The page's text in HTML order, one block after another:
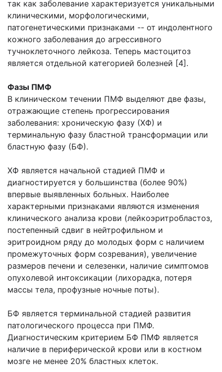
так как заболевание характеризуется уникальными
клиническими, морфологическими,
патогенетическими признаками -- от индолентного
кожного заболевания до агрессивного
тучноклеточного лейкоза. Теперь мастоцитоз
является отдельной категорией болезней [4].
Фазы ПМФ
В клиническом течении ПМФ выделяют две фазы,
отражающие степень прогрессирования
заболевания: хроническую фазу (ХФ) и
терминальную фазу бластной трансформации или
бластную фазу (БФ).
ХФ является начальной стадией ПМФ и
диагностируется у большинства (более 90%)
впервые выявленных больных. Наиболее
характерными признаками являются изменения
клинического анализа крови (лейкоэритробластоз,
постепенный сдвиг в нейтрофильном и
эритроидном ряду до молодых форм с наличием
промежуточных форм созревания), увеличение
размеров печени и селезенки, наличие симптомов
опухолевой интоксикации (лихорадка, потеря
массы тела, профузные ночные поты).
БФ является терминальной стадией развития
патологического процесса при ПМФ.
Диагностическим критерием БФ ПМФ является
наличие в периферической крови или в костном
мозге не менее 20% бластных клеток.